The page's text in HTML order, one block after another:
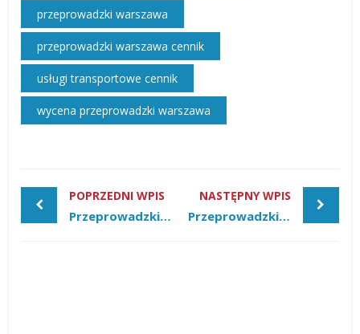
przeprowadzki warszawa
przeprowadzki warszawa cennik
usługi transportowe cennik
wycena przeprowadzki warszawa
POPRZEDNI WPIS
Przeprowadzki zagraniczne – Dokąd emigrują Polacy?
NASTĘPNY WPIS
Przeprowadzki krajowe Polaków – Popularne miasta